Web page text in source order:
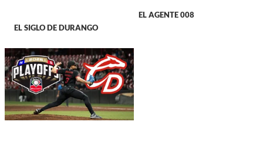
EL SIGLO DE DURANGO
EL AGENTE 008